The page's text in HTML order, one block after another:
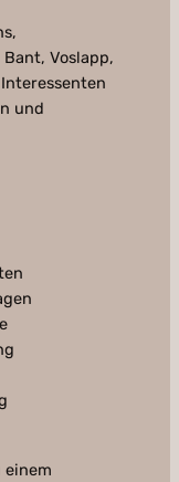
Voslapp,
und
einem